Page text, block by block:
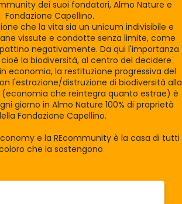
dei suoi fondatori, Almo Nature e
Fondazione Capellino.
che la vita sia un unicum indivisibile e
vissute e condotte senza limite, come
negativamente. Da qui l'importanza
la biodiversità, al centro del decidere
economia, la restituzione progressiva del
l'estrazione/distruzione di biodiversità alla
(economia che reintegra quanto estrae) è
giorno in Almo Nature 100% di proprietà
Fondazione Capellino.
e la REcommunity è la casa di tutti
che la sostengono